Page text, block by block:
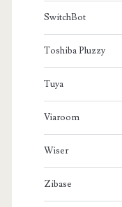
SwitchBot
Toshiba Pluzzy
Tuya
Viaroom
Wiser
Zibase